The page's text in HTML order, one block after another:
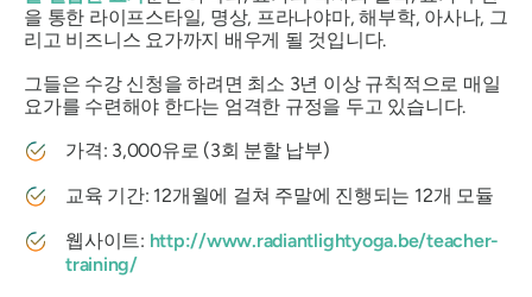
을 통한 라이프스타일, 명상, 프라나야마, 해부학, 아사나, 그
리고 비즈니스 요가까지 배우게 될 것입니다.
그들은 수강 신청을 하려면 최소 3년 이상 규칙적으로 매일
요가를 수련해야 한다는 엄격한 규정을 두고 있습니다.
가격: 3,000유로 (3회 분할 납부)
교육 기간: 12개월에 걸쳐 주말에 진행되는 12개 모듈
웹사이트: http://www.radiantlightyoga.be/teacher-
training/